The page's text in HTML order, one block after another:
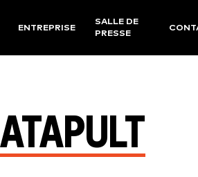
ENTREPRISE
SALLE DE
PRESSE